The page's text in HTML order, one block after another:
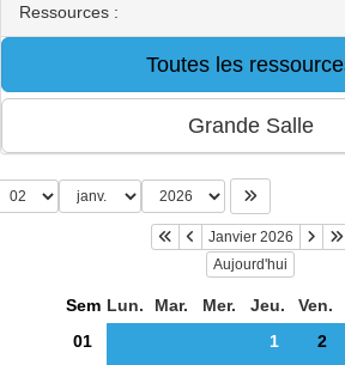
Ressources :
Janvier 2026
Aujourd'hui
Sem Lun. Mar. Mer. Jeu. Ven.
01
1 2